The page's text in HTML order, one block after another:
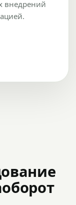
внедрений